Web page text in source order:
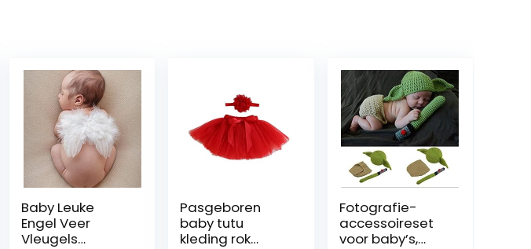
Baby Leuke
Engel Veer
Vleugels
Pasgeboren
baby tutu
kleding rok
Fotografie-
accessoireset
voor baby’s,